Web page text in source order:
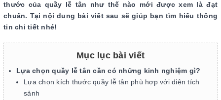
thước của quầy lễ tân như thế nào mới được xem là đạt
chuẩn. Tại nội dung bài viết sau sẽ giúp bạn tìm hiểu thông
tin chi tiết nhé!
Mục lục bài viết
Lựa chọn quầy lễ tân cần có những kinh nghiệm gì?
Lựa chọn kích thước quầy lễ tân phù hợp với diện tích
sảnh